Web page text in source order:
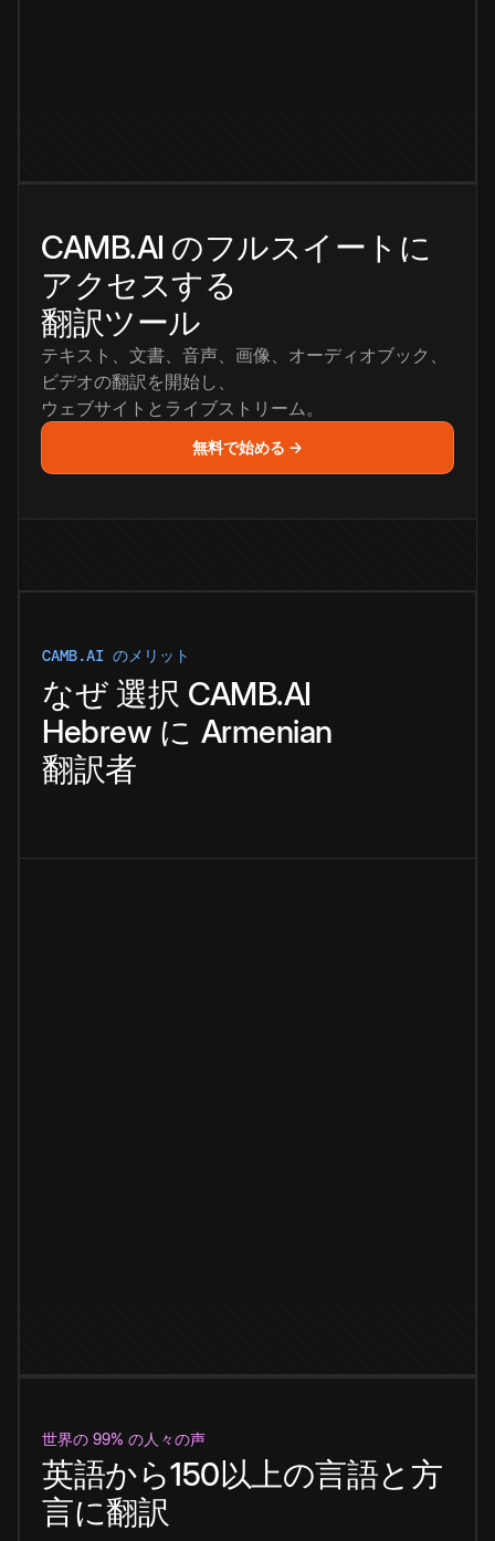
CAMB.AI のフルスイートに
アクセスする
翻訳ツール
テキスト、文書、音声、画像、オーディオブック、
ビデオの翻訳を開始し、
ウェブサイトとライブストリーム。
無料で始める →
CAMB.AI のメリット
なぜ 選択 CAMB.AI
Hebrew に Armenian
翻訳者
世界の 99% の人々の声
英語から150以上の言語と方
言に翻訳